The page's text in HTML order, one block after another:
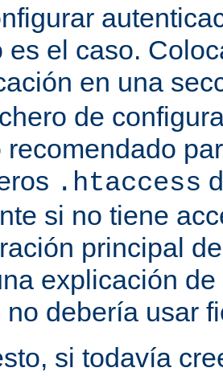
es el caso.
en una
de
recomendado
.htaccess
si no tiene
principal
explicación
no debería usar
si todavía